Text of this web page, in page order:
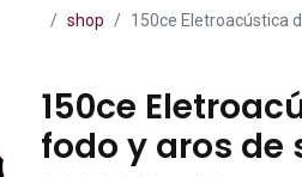
shop 150ce Eletroacústica
150ce
fodo y aros de